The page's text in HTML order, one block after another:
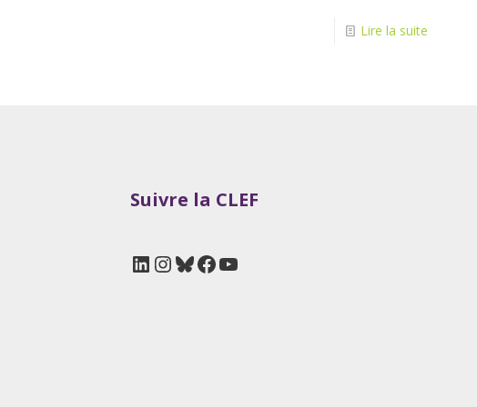
Lire la suite
Suivre la CLEF
LinkedIn
Instagram
Bluesky
Facebook
YouTube